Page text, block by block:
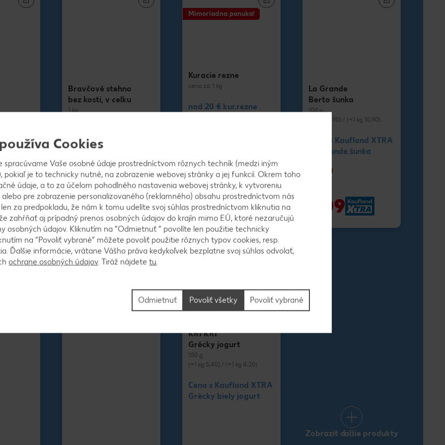
Bravčové stehno
bez kosti, v celku
1 kg
Bravčové stehno
-30%
2,79
3,99
-35%
2,59
3,99
Mimoriadna ponuka!
Kuracie rezne
cena za 1 kg
nad 20 € kur.rezne
-27%
5,19
7,19
-31%
4,89
7,19
La Grande
Berto šunka
100 g
(=1 kg 11,90) / (=1 kg 10,90)
Cena s Kaufland XTRA
La Grande šunka
1,19
1,09
KRI KRI
Grécky jogurt
150 g
(=1 kg 5,40) / (=1 kg 4,20)
Cena s Kaufland XTRA
Grécky biely jogurt
Zobraziť ďalšie produkty
Cookies
spracúvame Vaše osobné údaje prostredníctvom rôznych techník (medzi iným
pokiaľ je to technicky nutné, na zobrazenie webovej stránky a jej funkcií. Okrem toho
údaje, a to za účelom pohodlného nastavenia webovej stránky, k vytvoreniu
pre zobrazenie personalizovaného (reklamného) obsahu prostredníctvom nás
za predpokladu, že nám k tomu udelíte svoj súhlas prostredníctvom kliknutia na
zahŕňať aj prípadný prenos osobných údajov do krajín mimo EÚ, ktoré nezaručujú
osobných údajov. Kliknutím na “Odmietnuť ” povolíte len použitie technicky
na “Povoliť vybrané” môžete povoliť použitie rôznych typov cookies, resp.
Ďalšie informácie, vrátane Vášho práva kedykoľvek bezplatne svoj súhlas odvolať,
ochrane osobných údajov. Tiráž nájdetetu.
Povoliť vybrané
Odmietnuť Povoliť všetky